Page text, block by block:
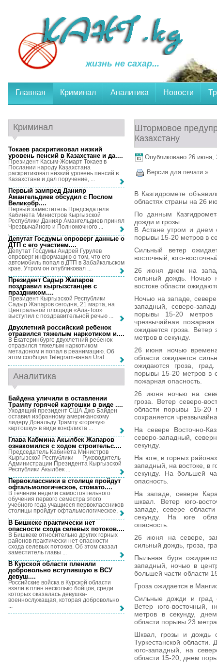
жизнь не сахар...
Главная Криминал Аналитика Новости
Штормовое
Казахстану
Опубликовано 26 июня,
Версия для печати »
В Казгидромете
областях страны на 26
По данным
дожди и грозы.
В Астане утром и днем
порывы 15-20 метров в
Сильный ветер
восточный, юго-
26 июня днем на
сильный дождь. Ночью
востоке области
Ночью на западе,
западный, северо-
порывы 15-20 метров
чрезвычайная
ожидается гроза.
метров в секунду.
26 июня ночью
области ожидается
ожидаются гроза,
порывы 15-20 метров в
пожарная опасность.
26 июня ночью на
гроза. Ветер северо-
области порывы 15-20
сохраняется
На севере Восточно-
северо-западный,
секунду.
На юге, в горных
западный, на востоке, в
секунду. На большей
опасность.
На западе, севере
шквал. Ветер юго-
западе, севере
секунду. На юге
опасность.
26 июня на севере,
сильный дождь, гроза,
Пыльная буря
западный, ночью в
большей части области
Гроза ожидается в
Сильные дожди и град
Ветер юго-восточный,
метров в секунду,
области порывы 23 метра
Шквал, грозы и дождь
Туркестанской
юго-западный, на
области 15-20, днем
Криминал
Токаев раскритиковал низкий
уровень пенсий в Казахстане и да....
Президент Касым-Жомарт Токаев в
Послании народу Казахстана
раскритиковал низкий уровень пенсий в
Казахстане и дал поручение, ...
Первый зампред Данияр
Амангельдиев обсудил с Послом
Великобр....
Первый заместитель Председателя
Кабинета Министров Кыргызской
Республики Данияр Амангельдиев принял
Чрезвычайного и Полномочного ...
Депутат Госдумы опроверг данные о
ДТП с его участием....
Депутат Госдумы Андрей Гурулев
опроверг информацию о том, что его
автомобиль попал в ДТП в Забайкальском
крае. Утром он опубликовал ...
Президент Садыр Жапаров
поздравил кыргызстанцев с
праздником....
Президент Кыргызской Республики
Садыр Жапаров сегодня, 21 марта, на
Центральной площади «Ала-Тоо»
выступил с поздравительной речью ...
Двухлетний российский ребенок
отравился тяжелым наркотиком и....
В Екатеринбурге двухлетний ребенок
отравился тяжелым наркотиком
метадоном и попал в реанимацию. Об
этом сообщил Telegram-канал Ural ...
Аналитика
Байдена уличили в оставлении
Трампу горячей картошки в виде ....
Уходящий президент США Джо Байден
оставил избранному американскому
лидеру Дональду Трампу «горячую
картошку» в виде конфликта ...
Глава Кабмина Акылбек Жапаров
ознакомился с ходом строительс....
Председатель Кабинета Министров
Кыргызской Республики — Руководитель
Администрации Президента Кыргызской
Республики Акылбек ...
Первоклассники в столице пройдут
офтальмологическое, стомато....
В течение недели самостоятельного
обучения первого семестра этого
учебного года учащиеся первоклассников
столицы пройдут офтальмологическое, ...
В Бишкеке практически нет
опасности схода селевых потоков....
В Бишкеке относительно других горных
районов практически нет опасности
схода селевых потоков. Об этом сказал
заместитель главы ...
В Курской области пленили
добровольно вступившую в ВСУ
девуш....
Российские войска в Курской области
взяли в плен несколько бойцов, среди
которых оказалась девушка-
военнослужащая, которая добровольно
...